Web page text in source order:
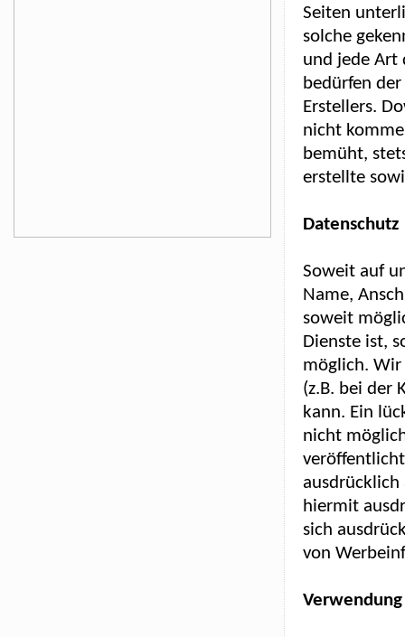
Seiten
solche
und jede Art
bedürfen
Erstellers.
nicht
bemüht,
erstellte
Datenschutz
Soweit auf
Name,
soweit
Dienste ist,
möglich.
(z.B. bei der
kann. Ein
nicht
hiermit
sich
von
Verwendung